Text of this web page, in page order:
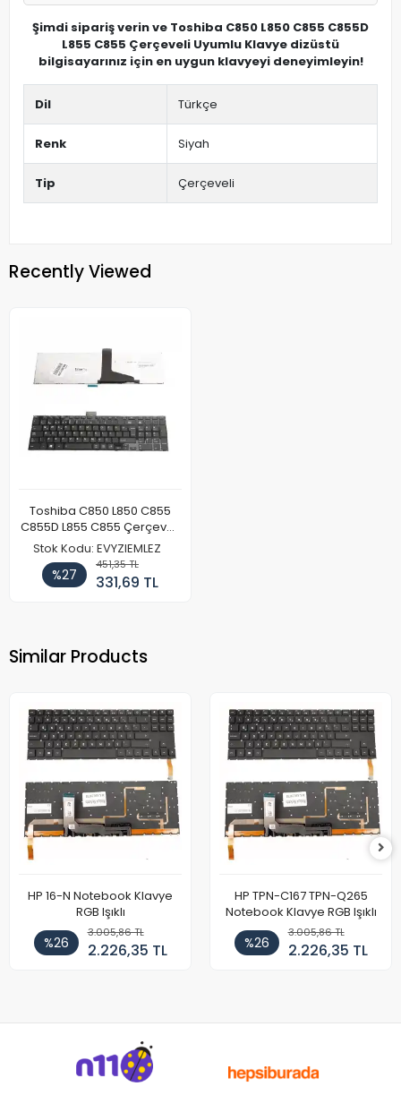
Şimdi sipariş verin ve Toshiba C850 L850 C855 C855D
L855 C855 Çerçeveli Uyumlu Klavye dizüstü
bilgisayarınız için en uygun klavyeyi deneyimleyin!
Dil Türkçe
Renk Siyah
Tip Çerçeveli
Recently Viewed
Toshiba C850 L850 C855
C855D L855 C855 Çerçeveli
Uyumlu Klavye
Stok Kodu: EVYZIEMLEZ
%27
451,35 TL
331,69 TL
Similar Products
HP 16-N Notebook Klavye
RGB Işıklı
%26
3.005,86 TL
2.226,35 TL
HP TPN-C167 TPN-Q265
Notebook Klavye RGB Işıklı
%26
3.005,86 TL
2.226,35 TL